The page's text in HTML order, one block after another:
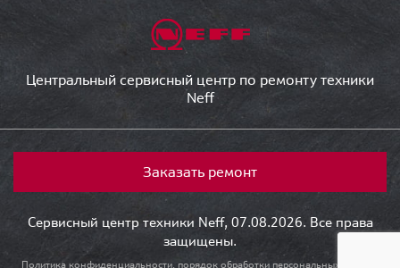
Центральный сервисный центр по ремонту техники
Neff
Заказать ремонт
Сервисный центр техники Neff, 07.08.2026. Все права
защищены.
Политика конфиденциальности, порядок обработки персональных данных